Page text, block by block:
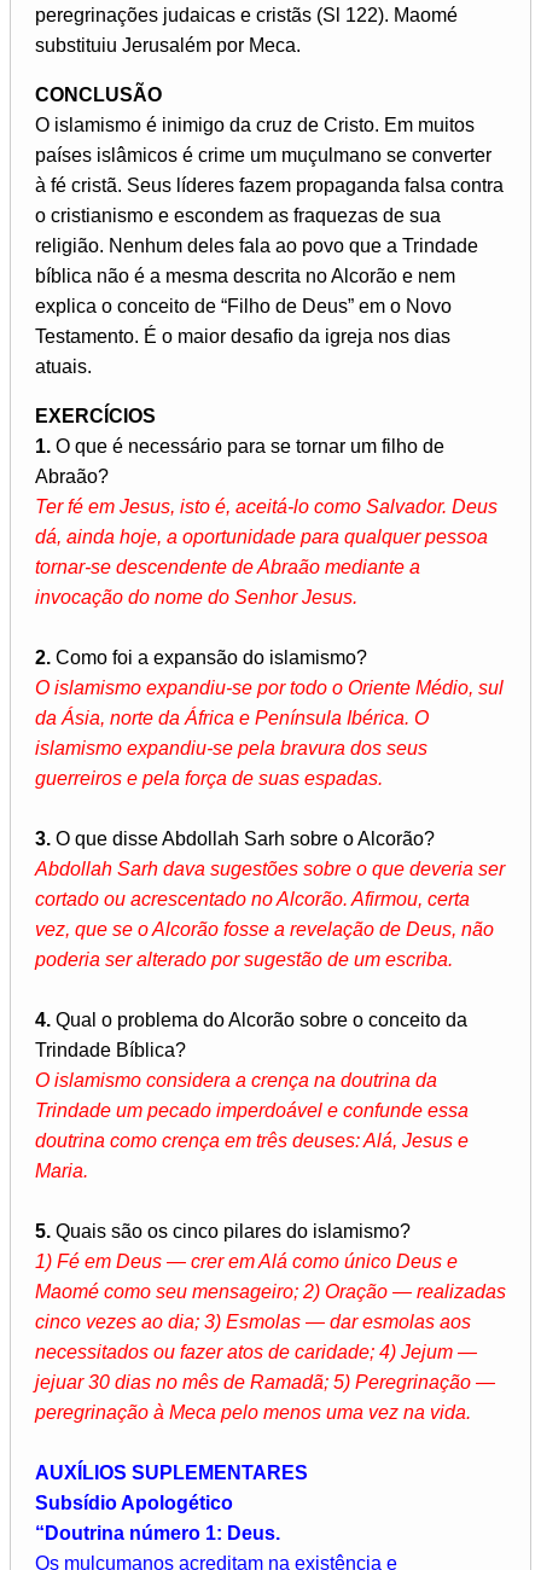
peregrinações judaicas e cristãs (Sl 122). Maomé
substituiu Jerusalém por Meca.
CONCLUSÃO
O islamismo é inimigo da cruz de Cristo. Em muitos
países islâmicos é crime um muçulmano se converter
à fé cristã. Seus líderes fazem propaganda falsa contra
o cristianismo e escondem as fraquezas de sua
religião. Nenhum deles fala ao povo que a Trindade
bíblica não é a mesma descrita no Alcorão e nem
explica o conceito de “Filho de Deus” em o Novo
Testamento. É o maior desafio da igreja nos dias
atuais.
EXERCÍCIOS
1. O que é necessário para se tornar um filho de
Abraão?
Ter fé em Jesus, isto é, aceitá-lo como Salvador. Deus
dá, ainda hoje, a oportunidade para qualquer pessoa
tornar-se descendente de Abraão mediante a
invocação do nome do Senhor Jesus.
2. Como foi a expansão do islamismo?
O islamismo expandiu-se por todo o Oriente Médio, sul
da Ásia, norte da África e Península Ibérica. O
islamismo expandiu-se pela bravura dos seus
guerreiros e pela força de suas espadas.
3. O que disse Abdollah Sarh sobre o Alcorão?
Abdollah Sarh dava sugestões sobre o que deveria ser
cortado ou acrescentado no Alcorão. Afirmou, certa
vez, que se o Alcorão fosse a revelação de Deus, não
poderia ser alterado por sugestão de um escriba.
4. Qual o problema do Alcorão sobre o conceito da
Trindade Bíblica?
O islamismo considera a crença na doutrina da
Trindade um pecado imperdoável e confunde essa
doutrina como crença em três deuses: Alá, Jesus e
Maria.
5. Quais são os cinco pilares do islamismo?
1) Fé em Deus — crer em Alá como único Deus e
Maomé como seu mensageiro; 2) Oração — realizadas
cinco vezes ao dia; 3) Esmolas — dar esmolas aos
necessitados ou fazer atos de caridade; 4) Jejum —
jejuar 30 dias no mês de Ramadã; 5) Peregrinação —
peregrinação à Meca pelo menos uma vez na vida.
AUXÍLIOS SUPLEMENTARES
Subsídio Apologético
“Doutrina número 1: Deus.
Os mulçumanos acreditam na existência e